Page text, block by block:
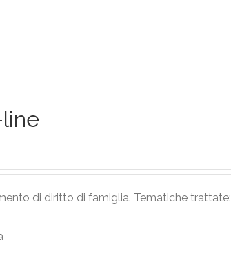
di diritto di famiglia. Tematiche trattate: